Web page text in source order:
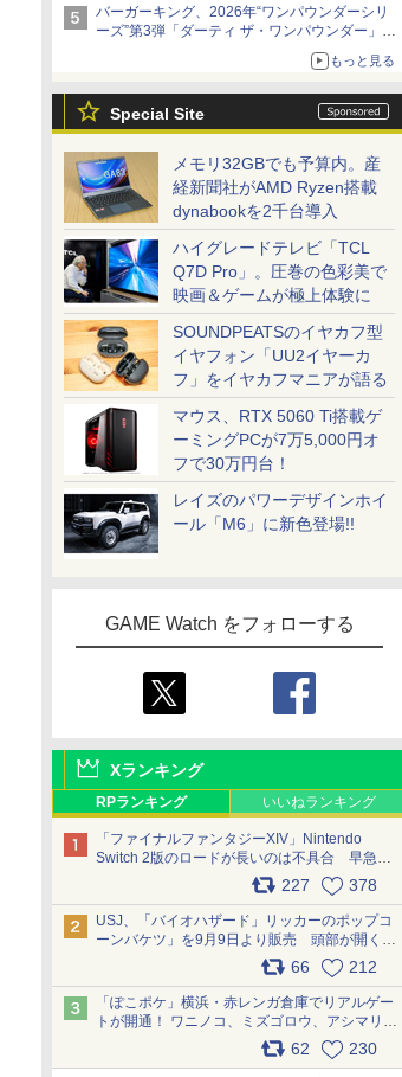
バーガーキング、2026年“ワンパウンダーシリ
ーズ”第3弾「ダーティ ザ・ワンパウンダー」を
「特製ガーリックマヨソース」を使用した超大
もっと見る
Special Site
メモリ32GBでも予算内。産
経新聞社がAMD Ryzen搭載
dynabookを2千台導入
ハイグレードテレビ「TCL
Q7D Pro」。圧巻の色彩美で
映画＆ゲームが極上体験に
SOUNDPEATSのイヤカフ型
イヤフォン「UU2イヤーカ
フ」をイヤカフマニアが語る
マウス、RTX 5060 Ti搭載ゲ
ーミングPCが7万5,000円オ
フで30万円台！
レイズのパワーデザインホイ
ール「M6」に新色登場!!
GAME Watch をフォローする
Xランキング
RPランキング いいねランキング
「ファイナルファンタジーXIV」Nintendo
Switch 2版のロードが長いのは不具合 早急に
アップデートできるよう対応中227 378
USJ、「バイオハザード」リッカーのポップコ
ーンバケツ」を9月9日より販売 頭部が開く仕
組み。味は恐怖を堪のう「味噌フレーバー」
66 212
「ぽこポケ」横浜・赤レンガ倉庫でリアルゲー
トが開通！ ワニノコ、ミズゴロウ、アシマリ登
場シーンをレポート pic.x.com/LDgEByVl6D
62 230